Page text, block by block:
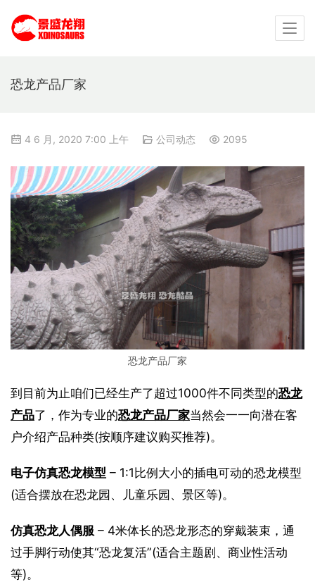
恐龙产品厂家
4 6 月, 2020 7:00 上午 公司动态 2095
恐龙产品厂家
到目前为止咱们已经生产了超过1000件不同类型的恐龙
产品了，作为专业的恐龙产品厂家当然会一一向潜在客
户介绍产品种类(按顺序建议购买推荐)。
电子仿真恐龙模型 – 1:1比例大小的插电可动的恐龙模型
(适合摆放在恐龙园、儿童乐园、景区等)。
仿真恐龙人偶服 – 4米体长的恐龙形态的穿戴装束，通
过手脚行动使其“恐龙复活”(适合主题剧、商业性活动
等)。